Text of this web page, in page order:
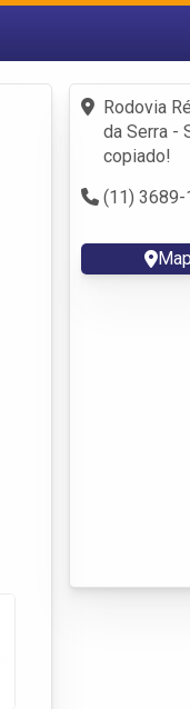
Fazer login
Criar conta
Rodovia
da Serra -
copiado!
(11) 3689-